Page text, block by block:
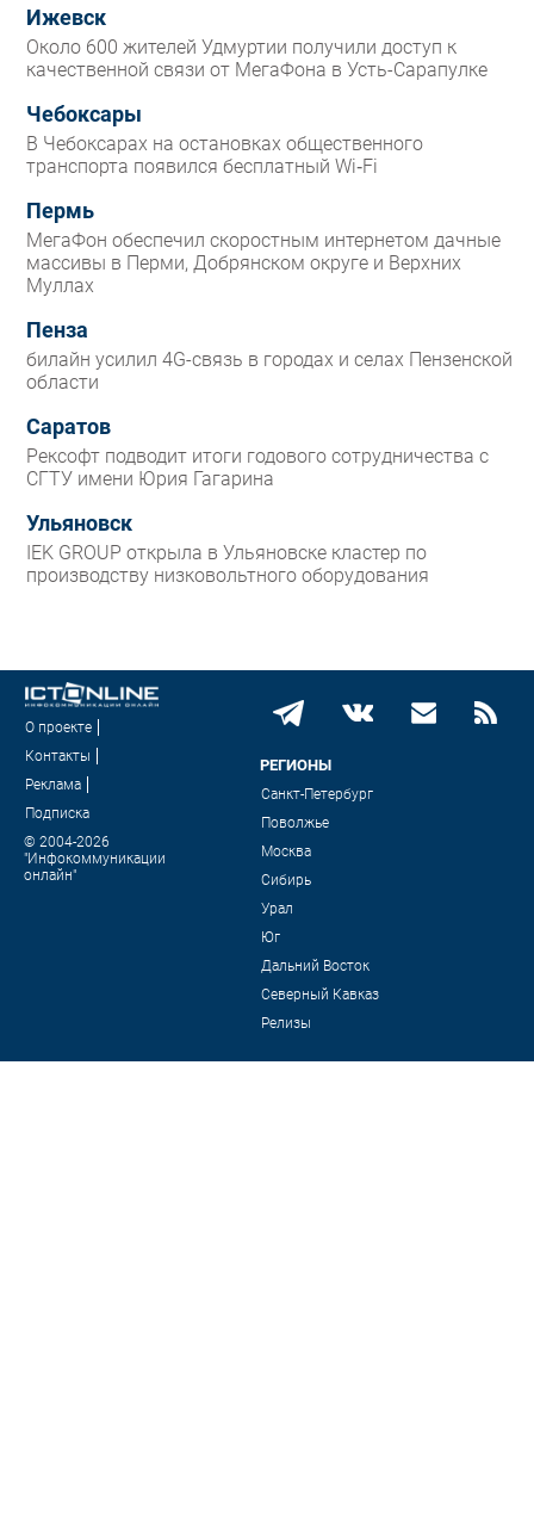
Ижевск
Около 600 жителей Удмуртии получили доступ к
качественной связи от МегаФона в Усть-Сарапулке
Чебоксары
В Чебоксарах на остановках общественного
транспорта появился бесплатный Wi‑Fi
Пермь
МегаФон обеспечил скоростным интернетом дачные
массивы в Перми, Добрянском округе и Верхних
Муллах
Пенза
билайн усилил 4G-связь в городах и селах Пензенской
области
Саратов
Рексофт подводит итоги годового сотрудничества с
СГТУ имени Юрия Гагарина
Ульяновск
IEK GROUP открыла в Ульяновске кластер по
производству низковольтного оборудования
О проекте
Контакты
Реклама
Подписка
© 2004-2026
"Инфокоммуникации
онлайн"
РЕГИОНЫ
Санкт-Петербург
Поволжье
Москва
Сибирь
Урал
Юг
Дальний Восток
Северный Кавказ
Релизы